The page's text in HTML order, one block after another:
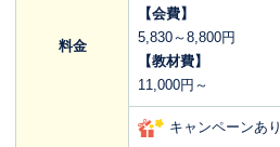
料金
【会費】
5,830～8,800円
【教材費】
11,000円～
キャンペーンあり